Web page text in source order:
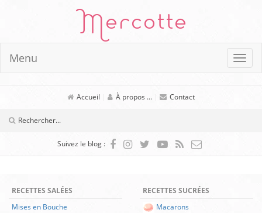
Mercotte
Menu
Accueil À propos ... Contact
Suivez le blog :
RECETTES SALÉES
Mises en Bouche
RECETTES SUCRÉES
Macarons